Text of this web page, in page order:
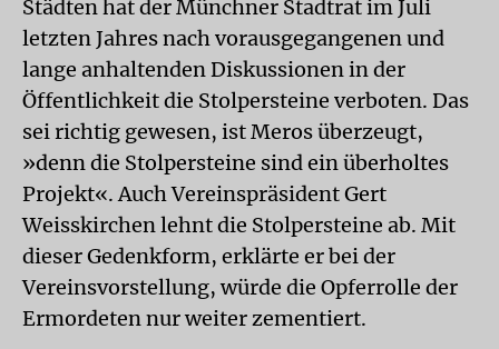
Städten hat der Münchner Stadtrat im Juli
letzten Jahres nach vorausgegangenen und
lange anhaltenden Diskussionen in der
Öffentlichkeit die Stolpersteine verboten. Das
sei richtig gewesen, ist Meros überzeugt,
»denn die Stolpersteine sind ein überholtes
Projekt«. Auch Vereinspräsident Gert
Weisskirchen lehnt die Stolpersteine ab. Mit
dieser Gedenkform, erklärte er bei der
Vereinsvorstellung, würde die Opferrolle der
Ermordeten nur weiter zementiert.